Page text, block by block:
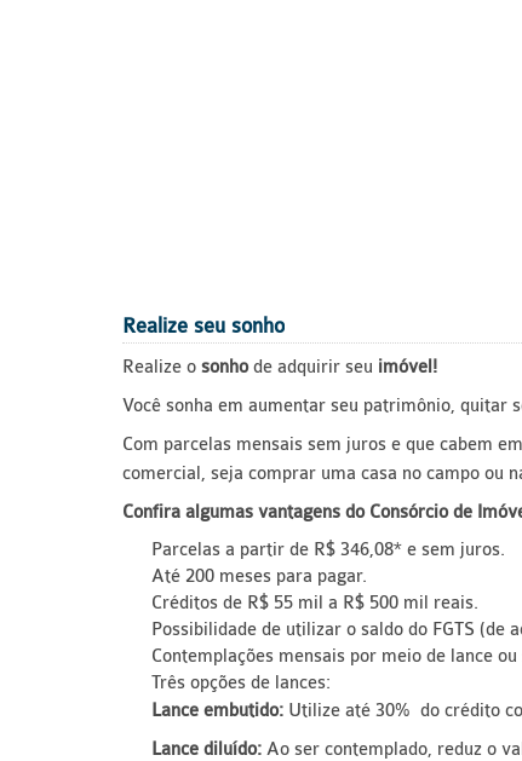
Realize seu sonho
Realize o sonhode adquirir seu imóvel!
Você sonha em aumentar seu patrimônio, quitar
Com parcelas mensais sem juros e que cabem
comercial, seja comprar uma casa no campo ou
Confira algumas vantagens do Consórcio de
Parcelas a partir de R$ 346,08* e sem juros.
Até 200 meses para pagar.
Créditos de R$ 55 mil a R$ 500 mil reais.
Possibilidade de utilizar o saldo do FGTS (de
Contemplações mensais por meio de lance
Três opções de lances:
Lance embutido:Utilize até 30% do crédito
Lance diluído:Ao ser contemplado, reduz o